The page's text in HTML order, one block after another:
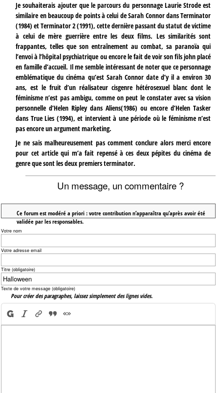
Je souhaiterais ajouter que le parcours du personnage Laurie Strode est
similaire en beaucoup de points à celui de Sarah Connor dans Terminator
(1984) et Terminator 2 (1991), cette dernière passant du statut de victime
à celui de mère guerrière entre les deux films. Les similarités sont
frappantes, telles que son entraînement au combat, sa paranoïa qui
l’envoi à l’hôpital psychiatrique ou encore le fait de voir son fils john placé
en famille d’accueil. Il me semble intéressant de noter que ce personnage
emblématique du cinéma qu’est Sarah Connor date d’y il a environ 30
ans, est le fruit d’un réalisateur cisgenre hétérosexuel blanc dont le
féminisme n’est pas ambigu, comme on peut le constater avec sa vision
personnelle d’Helen Ripley dans Aliens(1986) ou encore d’Helen Tasker
dans True Lies (1994), et intervient à une période où le féminisme n’est
pas encore un argument marketing.
Je ne sais malheureusement pas comment conclure alors merci encore
pour cet article qui m’a fait repensé à ces deux pépites du cinéma de
genre que sont les deux premiers terminator.
Un message, un commentaire ?
Ce forum est modéré a priori : votre contribution n’apparaîtra qu’après avoir été
validée par les responsables.
Votre nom
Votre adresse email
Titre (obligatoire)
Texte de votre message (obligatoire)
Pour créer des paragraphes, laissez simplement des lignes vides.